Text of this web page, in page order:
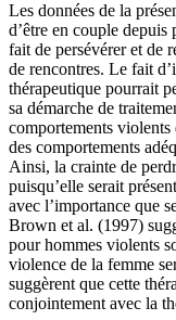
Les données de la
d’être en couple depuis
fait de persévérer et de
de rencontres. Le fait
thérapeutique pourrait
sa démarche de
comportements violents
des comportements
Ainsi, la crainte de
puisqu’elle serait
avec l’importance que
Brown et al. (1997)
pour hommes violents
violence de la femme
suggèrent que cette
conjointement avec la